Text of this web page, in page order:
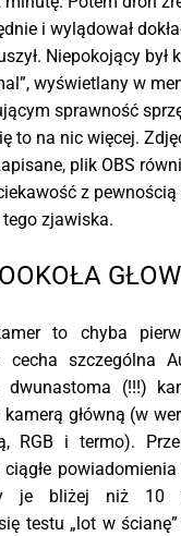
i wylądował
Niepokojący był
wyświetlany w
sprawność
to na nic więcej.
plik OBS
z pewnością
zjawiska.
to chyba
cecha szczególna
dwunastoma (!!!)
główną (w
RGB i termo).
je bliżej niż 10
testu „lot w